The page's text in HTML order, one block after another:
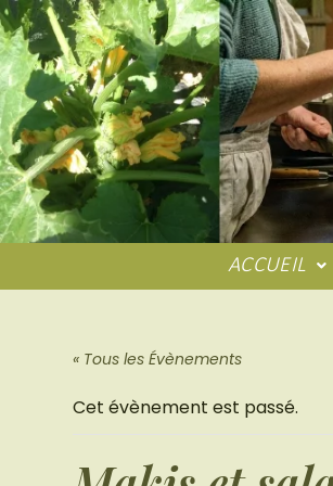
ACCUEIL
« Tous les Évènements
Cet évènement est passé.